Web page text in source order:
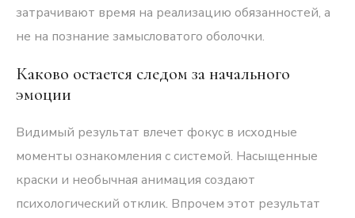
затрачивают время на реализацию обязанностей, а
не на познание замысловатого оболочки.
Каково остается следом за начального
эмоции
Видимый результат влечет фокус в исходные
моменты ознакомления с системой. Насыщенные
краски и необычная анимация создают
психологический отклик. Впрочем этот результат